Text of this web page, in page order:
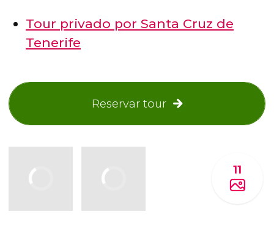
Tour privado por Santa Cruz de
Tenerife
Reservar tour
11